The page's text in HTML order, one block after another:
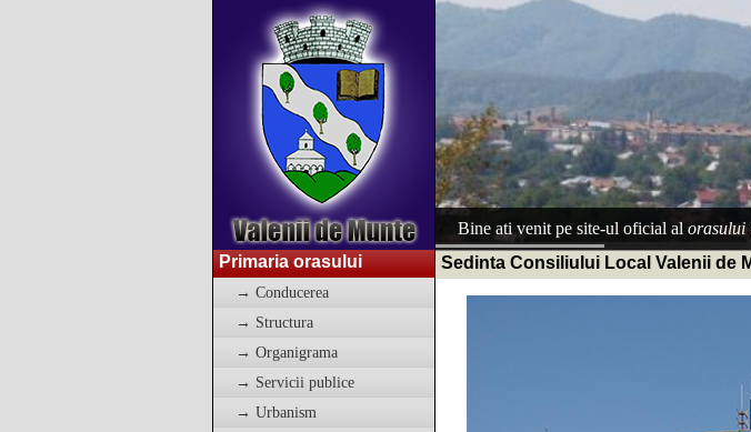
Bine ati venit pe site-ul oficial al orasului
Primaria orasului
→ Conducerea
→ Structura
→ Organigrama
→ Servicii publice
→ Urbanism
Sedinta Consiliului Local Valenii de